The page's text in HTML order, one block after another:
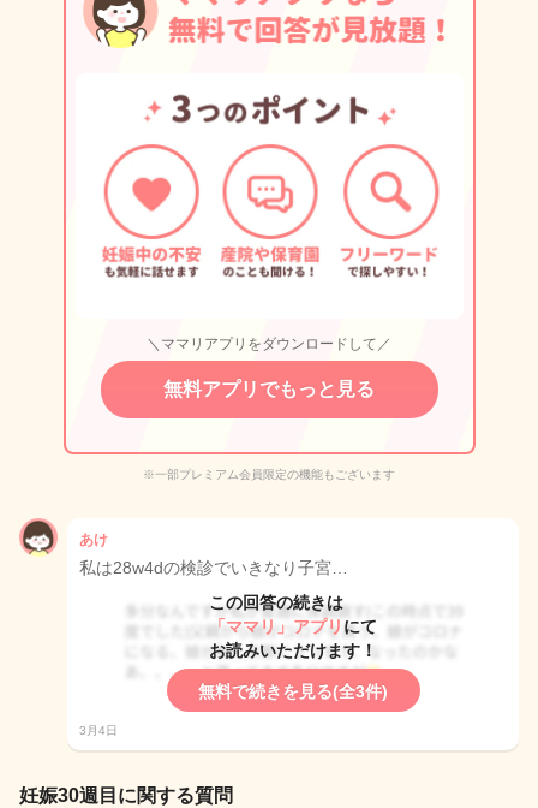
＼ママリアプリをダウンロードして／
無料アプリでもっと見る
※一部プレミアム会員限定の機能もございます
あけ
私は28w4dの検診でいきなり子宮…
この回答の続きは
「ママリ」アプリ にて
お読みいただけます！
無料で続きを見る(全3件)
3月4日
妊娠30週目に関する質問